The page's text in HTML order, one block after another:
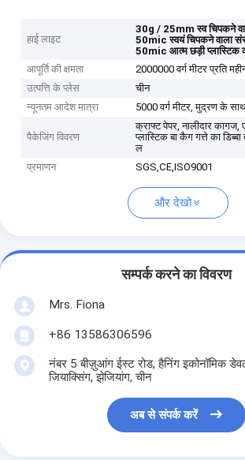
हाई लाइट
30g / 25mm स्व चिपकने
50mic स्वयं चिपकने वाला
50mic आत्म छड़ी प्लास्टिक
आपूर्ति की क्षमता
2000000 वर्ग मीटर प्रति
उत्पत्ति के प्लेस
चीन
न्यूनतम आदेश मात्रा
5000 वर्ग मीटर, मुद्रण के
पैकेजिंग विवरण
क्राफ्ट पेपर, नालीदार
प्लास्टिक बा कैग गत्ते का
ल
प्रमाणन
SGS,CE,ISO9001
और देखो
सम्पर्क करने का विवरण
Mrs. Fiona
+86 13586306596
नंबर 5 बीज़ुआंग ईस्ट रोड, हैनिंग इकोनॉमिक
जियाक्सिंग, झेजियांग, चीन
अब से संपर्क करें